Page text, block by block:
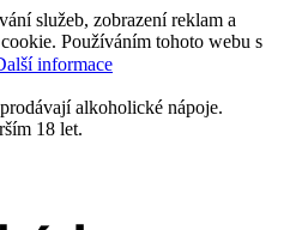
služeb, zobrazení reklam a
Používáním tohoto webu s
informace
alkoholické nápoje.
18 let.